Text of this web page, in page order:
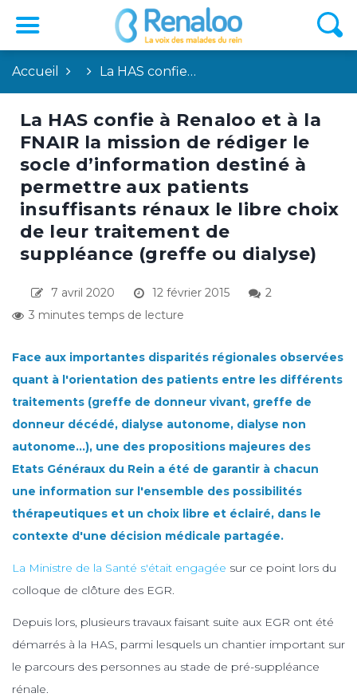
Accueil La HAS confie…
La HAS confie à Renaloo et à la
FNAIR la mission de rédiger le
socle d’information destiné à
permettre aux patients
insuffisants rénaux le libre choix
de leur traitement de
suppléance (greffe ou dialyse)
7 avril 2020 12 février 2015
2
3 minutes temps de lecture
Face aux importantes disparités régionales observées
quant à l'orientation des patients entre les différents
traitements (greffe de donneur vivant, greffe de
donneur décédé, dialyse autonome, dialyse non
autonome…), une des propositions majeures des
Etats Généraux du Rein a été de garantir à chacun
une information sur l'ensemble des possibilités
thérapeutiques et un choix libre et éclairé, dans le
contexte d'une décision médicale partagée.
La Ministre de la Santé s'était engagée sur ce point lors du
colloque de clôture des EGR.
Depuis lors, plusieurs travaux faisant suite aux EGR ont été
démarrés à la HAS, parmi lesquels un chantier important sur
le parcours des personnes au stade de pré-suppléance
rénale.